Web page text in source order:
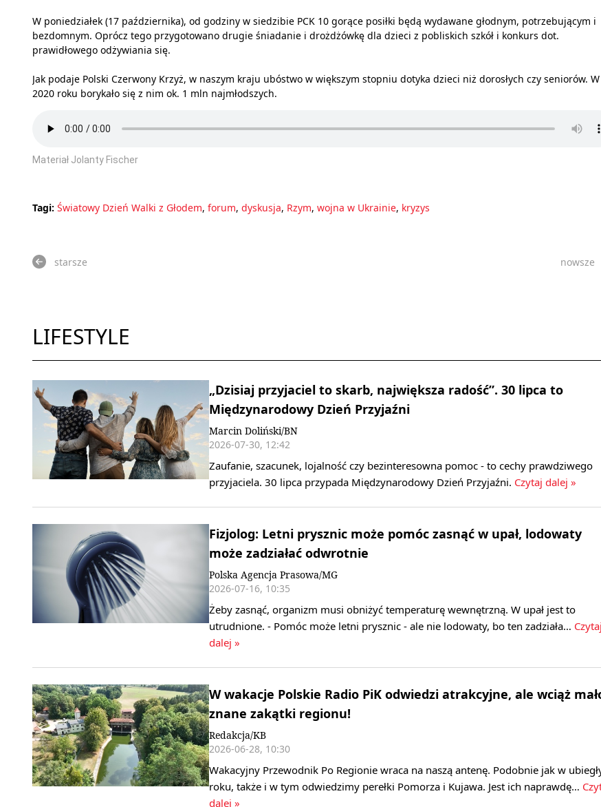
W poniedziałek (17 października), od godziny w siedzibie PCK 10 gorące posiłki będą wydawane głodnym, potrzebującym i
bezdomnym. Oprócz tego przygotowano drugie śniadanie i drożdżówkę dla dzieci z pobliskich szkół i konkurs dot.
prawidłowego odżywiania się.
Jak podaje Polski Czerwony Krzyż, w naszym kraju ubóstwo w większym stopniu dotyka dzieci niż dorosłych czy seniorów. W
2020 roku borykało się z nim ok. 1 mln najmłodszych.
Materiał Jolanty Fischer
Tagi: Światowy Dzień Walki z Głodem, forum, dyskusja, Rzym, wojna w Ukrainie, kryzys
starsze nowsze
LIFESTYLE
„Dzisiaj przyjaciel to skarb, największa radość”. 30 lipca to
Międzynarodowy Dzień Przyjaźni
Marcin Doliński/BN
2026-07-30, 12:42
Zaufanie, szacunek, lojalność czy bezinteresowna pomoc - to cechy prawdziwego
przyjaciela. 30 lipca przypada Międzynarodowy Dzień Przyjaźni. Czytaj dalej »
Fizjolog: Letni prysznic może pomóc zasnąć w upał, lodowaty
może zadziałać odwrotnie
Polska Agencja Prasowa/MG
2026-07-16, 10:35
Żeby zasnąć, organizm musi obniżyć temperaturę wewnętrzną. W upał jest to
utrudnione. - Pomóc może letni prysznic - ale nie lodowaty, bo ten zadziała… Czytaj
dalej »
W wakacje Polskie Radio PiK odwiedzi atrakcyjne, ale wciąż
znane zakątki regionu!
Redakcja/KB
2026-06-28, 10:30
Wakacyjny Przewodnik Po Regionie wraca na naszą antenę. Podobnie jak w
roku, także i w tym odwiedzimy perełki Pomorza i Kujawa. Jest ich naprawdę…
dalej »